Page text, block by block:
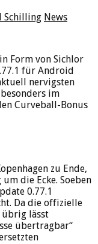
Schilling News
Form von Sichlor
für Android
nervigsten
im
Curveball-Bonus
zu Ende,
die Ecke. Soeben
0.77.1
Da die offizielle
übrig lässt
übertragbar“